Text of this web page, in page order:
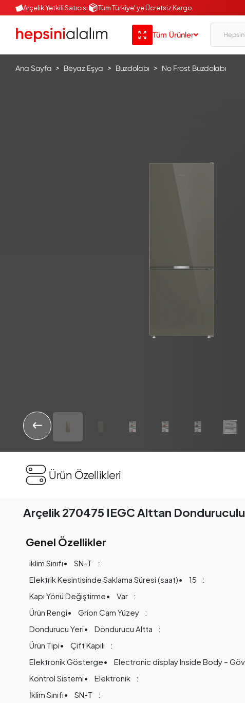
Arçelik Yetkili Satıcısı Tüm Türkiye' ye Ücretsiz Kargo
Tüm Ürünler
Ana Sayfa Beyaz Eşya Buzdolabı No Frost Buzdolabı
Ürün Özellikleri
Arçelik 270475 IEGC Alttan
Genel Özellikler
iklim Sınıfı
SN-T
Elektrik Kesintisinde Saklama Süresi (saat)
15
Kapı Yönü Değiştirme
Var
Ürün Rengi
Grion Cam Yüzey
Dondurucu Yeri
Dondurucu Altta
Ürün Tipi
Çift Kapılı
Elektronik Gösterge
Electronic display Inside Body –
Kontrol Sistemi
Elektronik
İklim Sınıfı
SN-T